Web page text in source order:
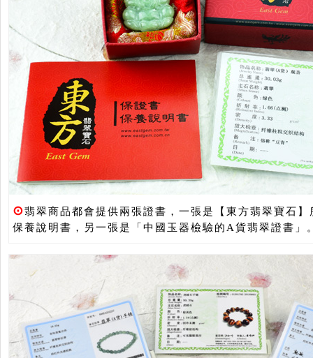
⊙翡翠商品都會提供兩張證書，一張是【東方翡翠寶石
保養說明書，另一張是「中國玉器檢驗的A貨翡翠證書」